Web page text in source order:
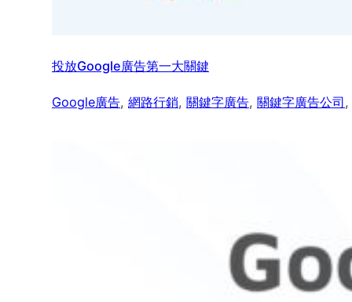
投放Google廣告第一大關鍵
Google廣告, 網路行銷, 關鍵字廣告, 關鍵字廣告公司,